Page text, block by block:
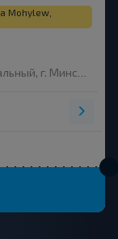
Mohylew,
ул. Бобруйская, 6